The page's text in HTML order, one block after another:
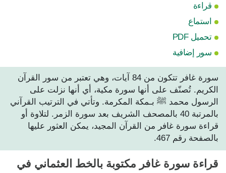
قراءة
استماع
تحميل PDF
سور إضافية
سورة غافر تتكون من 84 آيات، وهي تعتبر من سور القرآن
الكريم. تُصنّف على أنها سورة مكية، أي أنها نزلت على
الرسول محمد ﷺ بـمكة المكرمة. وتأتي في الترتيب القرآني
بالمرتبة 40 بالمصحف الشريف بعد سورة الزمر. لتلاوة أو
قراءة سورة غافر من القرآن المجيد، يمكن العثور عليها
بالصفحة رقم 467.
قراءة سورة غافر مكتوبة بالخط العثماني في